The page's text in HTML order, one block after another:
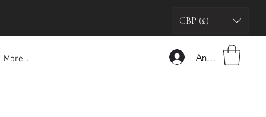
GBP (£)
More... Anmelden